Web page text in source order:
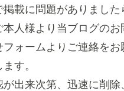
掲載に問題がありました
本人様より当ブログのお
フォームよりご連絡をお
す。
が出来次第、迅速に削除